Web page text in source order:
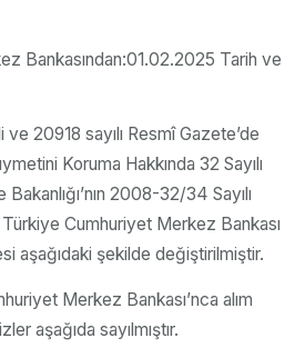
Bankasından:01.02.2025 Tarih ve
20918 sayılı Resmî Gazete’de
Koruma Hakkında 32 Sayılı
2008-32/34 Sayılı
Cumhuriyet Merkez Bankası
aşağıdaki şekilde değiştirilmiştir.
Merkez Bankası’nca alım
aşağıda sayılmıştır.